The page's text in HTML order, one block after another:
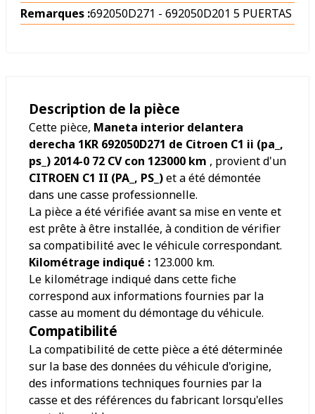
Remarques :692050D271 - 692050D201 5 PUERTAS
Description de la pièce
Cette pièce, Maneta interior delantera
derecha 1KR 692050D271 de Citroen C1 ii (pa_,
ps_) 2014-0 72 CV con 123000 km , provient d'un
CITROEN C1 II (PA_, PS_)et a été démontée
dans une casse professionnelle.
La pièce a été vérifiée avant sa mise en vente et
est prête à être installée, à condition de vérifier
sa compatibilité avec le véhicule correspondant.
Kilométrage indiqué : 123.000 km.
Le kilométrage indiqué dans cette fiche
correspond aux informations fournies par la
casse au moment du démontage du véhicule.
Compatibilité
La compatibilité de cette pièce a été déterminée
sur la base des données du véhicule d'origine,
des informations techniques fournies par la
casse et des références du fabricant lorsqu'elles